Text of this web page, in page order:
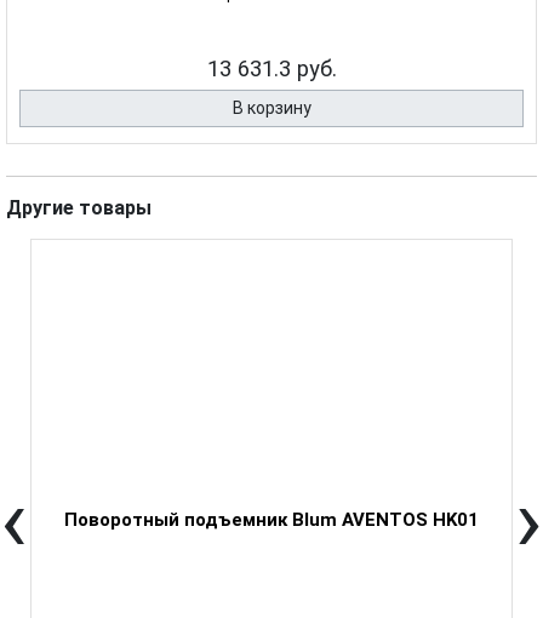
13 631.3 руб.
В корзину
Другие товары
Поворотный подъемник Blum AVENTOS HK01
‹ ›